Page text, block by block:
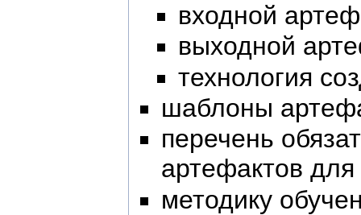
входной
выходной
технология
шаблоны
перечень
артефактов
методику